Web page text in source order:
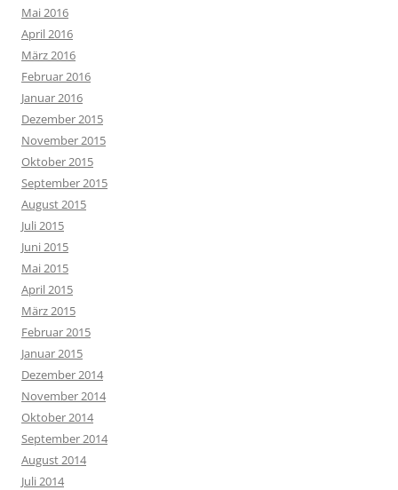
Mai 2016
April 2016
März 2016
Februar 2016
Januar 2016
Dezember 2015
November 2015
Oktober 2015
September 2015
August 2015
Juli 2015
Juni 2015
Mai 2015
April 2015
März 2015
Februar 2015
Januar 2015
Dezember 2014
November 2014
Oktober 2014
September 2014
August 2014
Juli 2014